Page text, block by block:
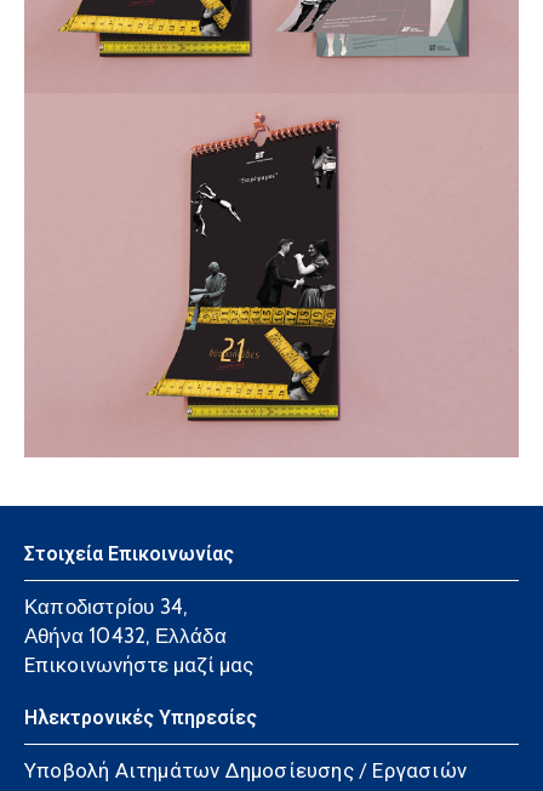
Στοιχεία Επικοινωνίας
Καποδιστρίου 34,
Αθήνα 10432, Ελλάδα
Επικοινωνήστε μαζί μας
Ηλεκτρονικές Υπηρεσίες
Υποβολή Αιτημάτων Δημοσίευσης / Εργασιών